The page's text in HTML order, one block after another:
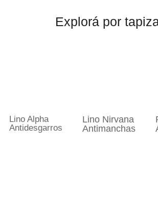
Explorá por
Lino Alpha
Antidesgarros
Lino Nirvana
Antimanchas